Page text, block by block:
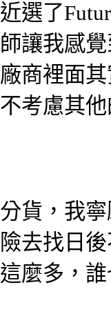
選了
讓我感
商裡面
考慮其
貨，我
去找日
麼多，